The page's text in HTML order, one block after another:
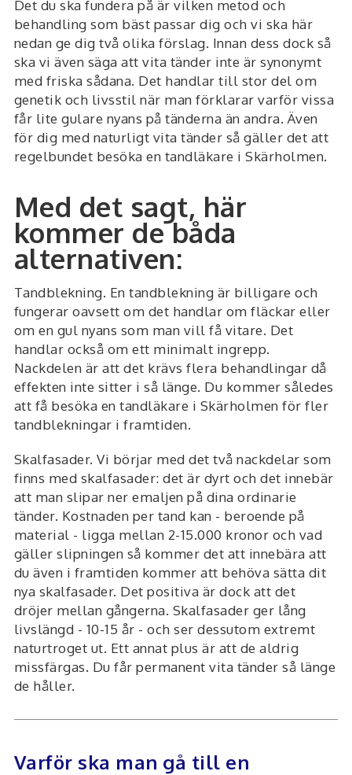
Det du ska fundera på är vilken metod och
behandling som bäst passar dig och vi ska här
nedan ge dig två olika förslag. Innan dess dock så
ska vi även säga att vita tänder inte är synonymt
med friska sådana. Det handlar till stor del om
genetik och livsstil när man förklarar varför vissa
får lite gulare nyans på tänderna än andra. Även
för dig med naturligt vita tänder så gäller det att
regelbundet besöka en tandläkare i Skärholmen.
Med det sagt, här
kommer de båda
alternativen:
Tandblekning. En tandblekning är billigare och
fungerar oavsett om det handlar om fläckar eller
om en gul nyans som man vill få vitare. Det
handlar också om ett minimalt ingrepp.
Nackdelen är att det krävs flera behandlingar då
effekten inte sitter i så länge. Du kommer således
att få besöka en tandläkare i Skärholmen för fler
tandblekningar i framtiden.
Skalfasader. Vi börjar med det två nackdelar som
finns med skalfasader: det är dyrt och det innebär
att man slipar ner emaljen på dina ordinarie
tänder. Kostnaden per tand kan - beroende på
material - ligga mellan 2-15.000 kronor och vad
gäller slipningen så kommer det att innebära att
du även i framtiden kommer att behöva sätta dit
nya skalfasader. Det positiva är dock att det
dröjer mellan gångerna. Skalfasader ger lång
livslängd - 10-15 år - och ser dessutom extremt
naturtroget ut. Ett annat plus är att de aldrig
missfärgas. Du får permanent vita tänder så länge
de håller.
Varför ska man gå till en